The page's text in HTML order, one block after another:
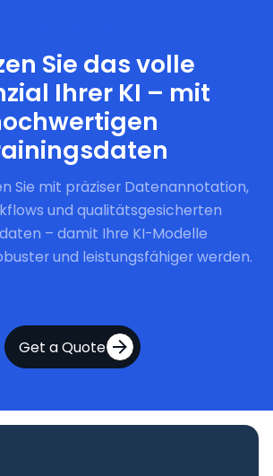
Sie das volle
Ihrer KI – mit
Sie mit präziser Datenannotation,
und qualitätsgesicherten
– damit Ihre KI-Modelle
und leistungsfähiger werden.
Get a Quote